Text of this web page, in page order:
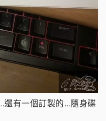
有一個訂製的...隨身碟